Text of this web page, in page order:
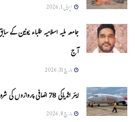
اپریل 1, 2026
جامعہ ملیہ اسلامیہ طلباء یونین
آج
مارچ 31, 2026
ایئر انڈیاکی 78 اضافی پروازوں کی شروعات
مارچ 8, 2026